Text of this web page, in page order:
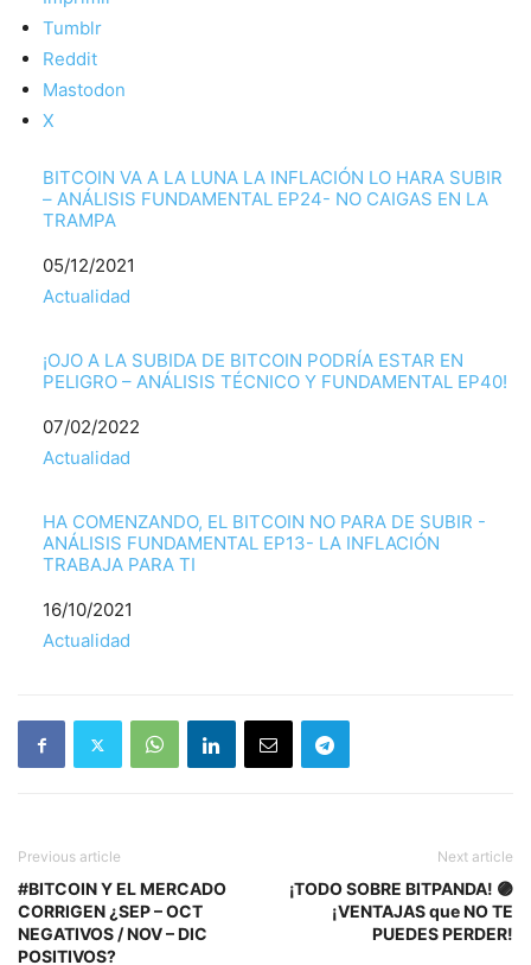
Tumblr
Reddit
Mastodon
X
BITCOIN VA A LA LUNA LA INFLACIÓN LO HARA SUBIR
– ANÁLISIS FUNDAMENTAL EP24- NO CAIGAS EN LA
TRAMPA
Fecha
05/12/2021
Respecto a
Actualidad
¡OJO A LA SUBIDA DE BITCOIN PODRÍA ESTAR EN
PELIGRO – ANÁLISIS TÉCNICO Y FUNDAMENTAL EP40!
Fecha
07/02/2022
Respecto a
Actualidad
HA COMENZANDO, EL BITCOIN NO PARA DE SUBIR -
ANÁLISIS FUNDAMENTAL EP13- LA INFLACIÓN
TRABAJA PARA TI
Fecha
16/10/2021
Respecto a
Actualidad
Previous article
#BITCOIN Y EL MERCADO
CORRIGEN ¿SEP – OCT
NEGATIVOS / NOV – DIC
POSITIVOS?
Next article
¡TODO SOBRE BITPANDA! 🟣
¡VENTAJAS que NO TE
PUEDES PERDER!